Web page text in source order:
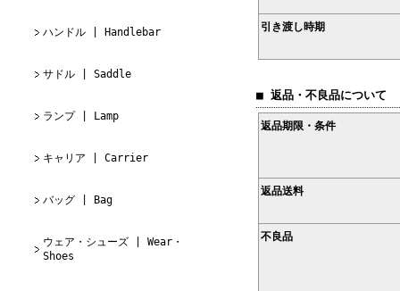
ハンドル | Handlebar
サドル | Saddle
ランプ | Lamp
キャリア | Carrier
バッグ | Bag
ウェア・シューズ | Wear・
Shoes
引き渡し時期
■ 返品・不良品について
返品期限・条件
返品送料
不良品